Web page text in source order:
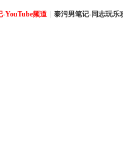
-YouTube频道 泰污男笔记-同志玩乐